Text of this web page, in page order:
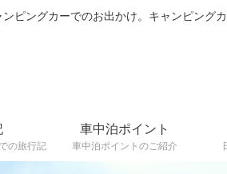
ンピングカーでのお出かけ。キャンピン
の旅行記
車中泊ポイント
車中泊ポイントのご紹介